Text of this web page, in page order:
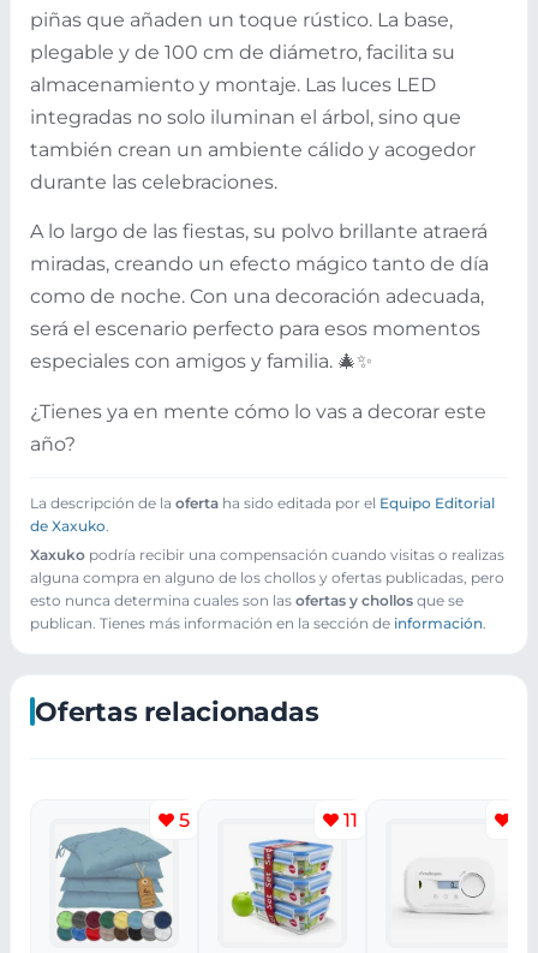
piñas que añaden un toque rústico. La base,
plegable y de 100 cm de diámetro, facilita su
almacenamiento y montaje. Las luces LED
integradas no solo iluminan el árbol, sino que
también crean un ambiente cálido y acogedor
durante las celebraciones.
A lo largo de las fiestas, su polvo brillante atraerá
miradas, creando un efecto mágico tanto de día
como de noche. Con una decoración adecuada,
será el escenario perfecto para esos momentos
especiales con amigos y familia. 🎄✨
¿Tienes ya en mente cómo lo vas a decorar este
año?
La descripción de la oferta ha sido editada por el Equipo Editorial
de Xaxuko.
Xaxuko podría recibir una compensación cuando visitas o realizas
alguna compra en alguno de los chollos y ofertas publicadas, pero
esto nunca determina cuales son las ofertas y chollos que se
publican. Tienes más información en la sección de información.
Ofertas relacionadas
5 11